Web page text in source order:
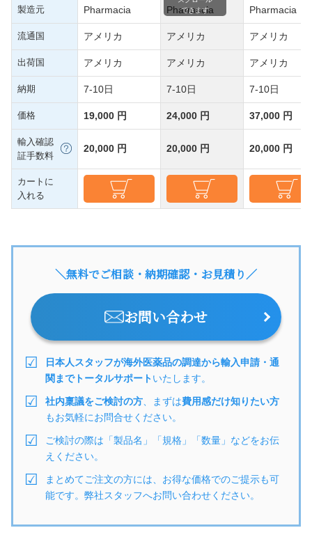
製造元 Pharmacia Pharmacia Pharmacia
流通国 アメリカ アメリカ アメリカ
出荷国 アメリカ アメリカ アメリカ
納期 7-10日 7-10日 7-10日
価格 19,000 円 24,000 円 37,000 円
輸入確認
証手数料
20,000 円 20,000 円 20,000 円
カートに
入れる
できます
＼無料でご相談・納期確認・お見積り／
お問い合わせ
日本人スタッフが海外医薬品の調達から輸入申請・通
関までトータルサポートいたします。
社内稟議をご検討の方 、まずは費用感だけ知りたい方
もお気軽にお問合せください。
ご検討の際は「製品名」「規格」「数量」などをお伝
えください。
まとめてご注文の方には、お得な価格でのご提示も可
能です。弊社スタッフへお問い合わせください。